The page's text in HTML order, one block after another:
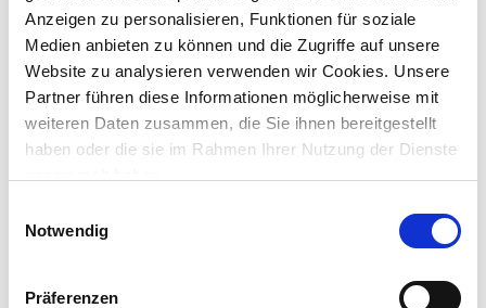
Anzeigen zu personalisieren, Funktionen für soziale
Medien anbieten zu können und die Zugriffe auf unsere
Website zu analysieren verwenden wir Cookies. Unsere
Partner führen diese Informationen möglicherweise mit
weiteren Daten zusammen, die Sie ihnen bereitgestellt
haben oder die sie im Rahmen Ihrer Nutzung der Dienste
Notwendig
Präferenzen
Merken
ZUBEHÖR UND PASSENDE ARTIKEL: